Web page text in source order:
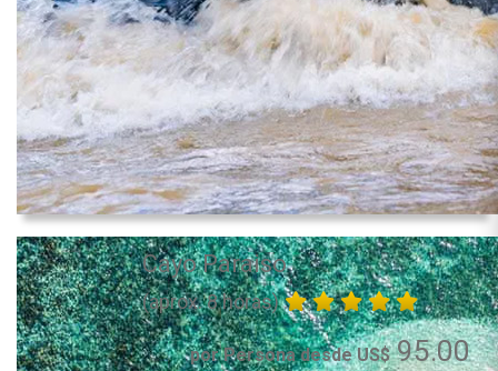
Cayo Paraiso
(aprox. 8 horas)
por Persona desde US$95.00